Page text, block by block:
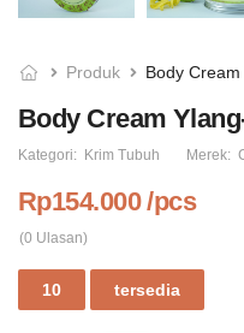
Balsem Taru Hangat (
spice balm )
Produk Body
Body Cream
Kategori: Krim Tubuh Merek:
Rp154.000 /pcs
(0 Ulasan)
10 tersedia